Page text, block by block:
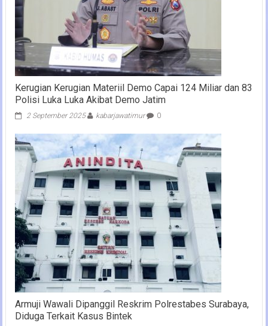
Kerugian Kerugian Materiil Demo Capai 124 Miliar dan 83
Polisi Luka Luka Akibat Demo Jatim
2 September 2025 kabarjawatimur 0
Armuji Wawali Dipanggil Reskrim Polrestabes Surabaya,
Diduga Terkait Kasus Bintek